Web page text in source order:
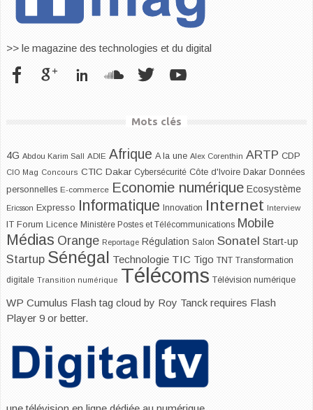
>> le magazine des technologies et du digital
Mots clés
4G Abdou Karim Sall ADIE Afrique A la une Alex Corenthin ARTP CDP
CIO Mag Concours CTIC Dakar Cybersécurité Côte d'Ivoire Dakar Données
personnelles E-commerce Economie numérique Ecosystème
Ericsson Expresso Informatique Innovation Internet Interview
IT Forum Licence Ministère Postes et Télécommunications Mobile
Médias Orange Reportage Régulation Salon Sonatel Start-up
Startup Sénégal Technologie TIC Tigo TNT Transformation
digitale Transition numérique Télécoms Télévision numérique
WP Cumulus Flash tag cloud by Roy Tanck requires Flash
Player 9 or better.